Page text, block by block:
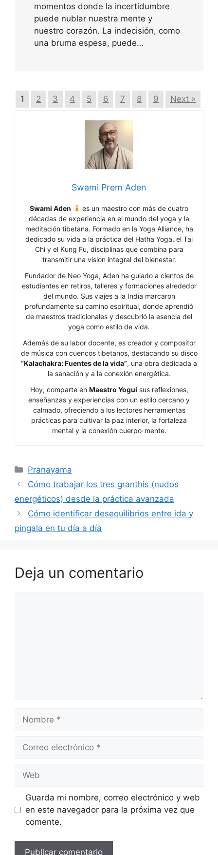
momentos donde la incertidumbre
puede nublar nuestra mente y
nuestro corazón. La indecisión, como
una bruma espesa, puede…
1 2 3 4 5 6 7 8 9 Next »
Swami Prem Aden
Swami Aden
es un maestro con más de cuatro
décadas de experiencia en el mundo del yoga y la
meditación tibetana. Formado en la Yoga Alliance, ha
dedicado su vida a la práctica del Hatha Yoga, el Tai
Chi y el Kung Fu, disciplinas que combina para
transmitir una visión integral del bienestar.
Fundador de Neo Yoga, Aden ha guiado a cientos de
estudiantes en retiros, talleres y formaciones alrededor
del mundo. Sus viajes a la India marcaron
profundamente su camino espiritual, donde aprendió
de maestros tradicionales y descubrió la esencia del
yoga como estilo de vida.
Además de su labor docente, es creador y compositor
de música con cuencos tibetanos, destacando su disco
“Kalachakra: Fuentes de la vida”, una obra dedicada a
la sanación y a la conexión energética.
Hoy, comparte en Maestro Yogui sus reflexiones,
enseñanzas y experiencias con un estilo cercano y
calmado, ofreciendo a los lectores herramientas
prácticas para cultivar la paz interior, la fortaleza
mental y la conexión cuerpo-mente.
Categorías
Pranayama
Cómo trabajar los tres granthis (nudos
energéticos) desde la práctica avanzada
Cómo identificar desequilibrios entre ida y
pingala en tu día a día
Deja un comentario
Nombre
Correo
Web
Guarda mi nombre, correo electrónico y web
en este navegador para la próxima vez que
comente.